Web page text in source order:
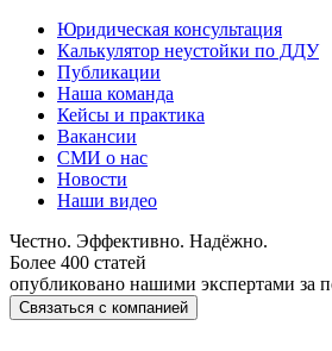
Юридическая консультация
Калькулятор неустойки по ДДУ
Публикации
Наша команда
Кейсы и практика
Вакансии
СМИ о нас
Новости
Наши видео
Честно. Эффективно. Надёжно.
Более 400 статей
опубликовано нашими экспертами за
Связаться с компанией